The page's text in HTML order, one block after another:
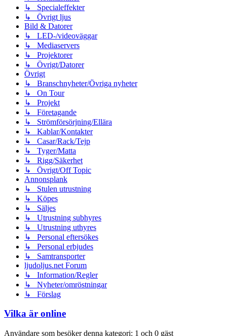
↳ Specialeffekter
↳ Övrigt ljus
Bild & Datorer
↳ LED-/videoväggar
↳ Mediaservers
↳ Projektorer
↳ Övrigt/Datorer
Övrigt
↳ Branschnyheter/Övriga nyheter
↳ On Tour
↳ Projekt
↳ Företagande
↳ Strömförsörjning/Ellära
↳ Kablar/Kontakter
↳ Casar/Rack/Tejp
↳ Tyger/Matta
↳ Rigg/Säkerhet
↳ Övrigt/Off Topic
Annonsplank
↳ Stulen utrustning
↳ Köpes
↳ Säljes
↳ Utrustning subhyres
↳ Utrustning uthyres
↳ Personal eftersökes
↳ Personal erbjudes
↳ Samtransporter
ljudoljus.net Forum
↳ Information/Regler
↳ Nyheter/omröstningar
↳ Förslag
Vilka är online
Användare som besöker denna kategori: 1 och 0 gäst